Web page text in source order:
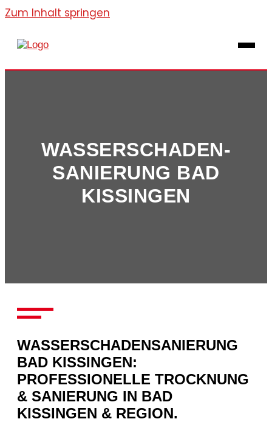
Zum Inhalt springen
WASSER­SCHADEN­
SANIERUNG BAD
KISSINGEN
WASSERSCHADENSANIERUNG
BAD KISSINGEN:
PROFESSIONELLE TROCKNUNG
& SANIERUNG IN BAD
KISSINGEN & REGION.